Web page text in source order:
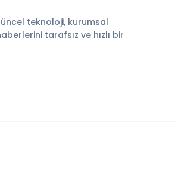
teknoloji, kurumsal
tarafsız ve hızlı bir